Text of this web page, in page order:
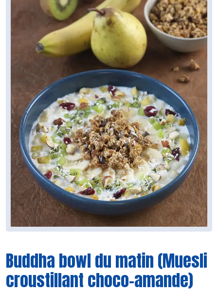
Buddha bowl du matin (Muesli
croustillant choco-amande)